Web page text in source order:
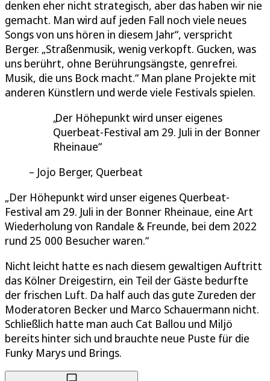
denken eher nicht strategisch, aber das haben wir nie
gemacht. Man wird auf jeden Fall noch viele neues
Songs von uns hören in diesem Jahr“, verspricht
Berger. „Straßenmusik, wenig verkopft. Gucken, was
uns berührt, ohne Berührungsängste, genrefrei.
Musik, die uns Bock macht.“ Man plane Projekte mit
anderen Künstlern und werde viele Festivals spielen.
Der Höhepunkt wird unser eigenes
Querbeat-Festival am 29. Juli in der Bonner
Rheinaue
Jojo Berger, Querbeat
„Der Höhepunkt wird unser eigenes Querbeat-
Festival am 29. Juli in der Bonner Rheinaue, eine Art
Wiederholung von Randale & Freunde, bei dem 2022
rund 25 000 Besucher waren.“
Nicht leicht hatte es nach diesem gewaltigen Auftritt
das Kölner Dreigestirn, ein Teil der Gäste bedurfte
der frischen Luft. Da half auch das gute Zureden der
Moderatoren Becker und Marco Schauermann nicht.
Schließlich hatte man auch Cat Ballou und Miljö
bereits hinter sich und brauchte neue Puste für die
Funky Marys und Brings.